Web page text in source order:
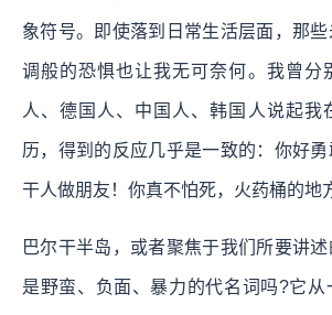
象符号。即使落到日常生活层面，那
调般的恐惧也让我无可奈何。我曾分
人、德国人、中国人、韩国人说起我
历，得到的反应几乎是一致的：你好
干人做朋友！你真不怕死，火药桶的地
巴尔干半岛，或者聚焦于我们所要讲
是野蛮、负面、暴力的代名词吗?它从